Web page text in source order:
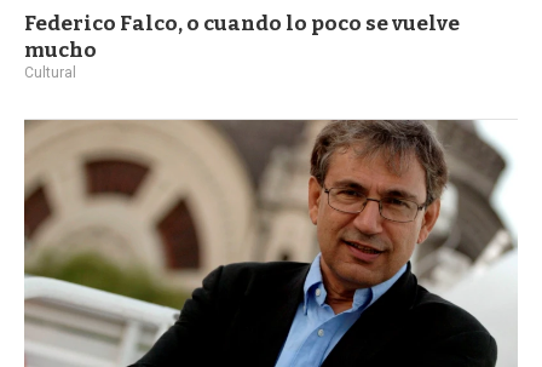
Federico Falco, o cuando lo poco se vuelve
mucho
Cultural